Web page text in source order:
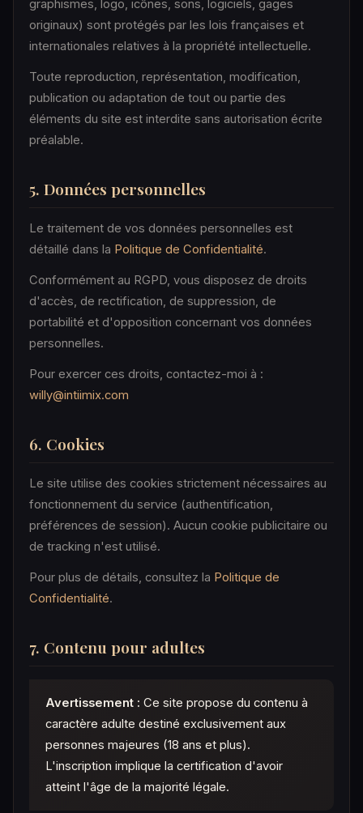
graphismes, logo, icônes, sons, logiciels, gages
originaux) sont protégés par les lois françaises et
internationales relatives à la propriété intellectuelle.
Toute reproduction, représentation, modification,
publication ou adaptation de tout ou partie des
éléments du site est interdite sans autorisation écrite
préalable.
5. Données personnelles
Le traitement de vos données personnelles est
détaillé dans la Politique de Confidentialité.
Conformément au RGPD, vous disposez de droits
d'accès, de rectification, de suppression, de
portabilité et d'opposition concernant vos données
personnelles.
Pour exercer ces droits, contactez-moi à :
willy@intiimix.com
6. Cookies
Le site utilise des cookies strictement nécessaires au
fonctionnement du service (authentification,
préférences de session). Aucun cookie publicitaire ou
de tracking n'est utilisé.
Pour plus de détails, consultez la Politique de
Confidentialité.
7. Contenu pour adultes
Avertissement : Ce site propose du contenu à
caractère adulte destiné exclusivement aux
personnes majeures (18 ans et plus).
L'inscription implique la certification d'avoir
atteint l'âge de la majorité légale.